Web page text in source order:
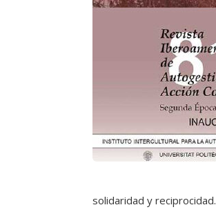
solidaridad y reciprocidad.